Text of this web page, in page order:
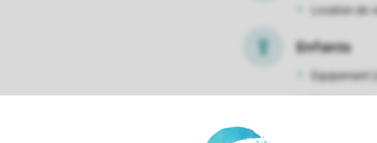
Location de
Enfants
Equipement